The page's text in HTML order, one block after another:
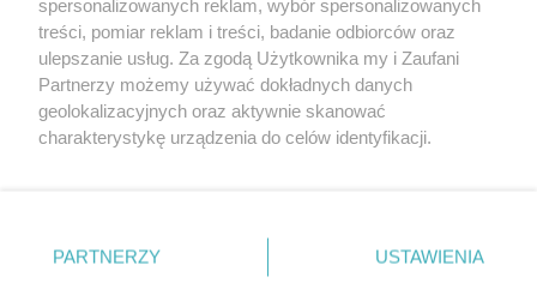
spersonalizowanych reklam, wybór spersonalizowanych
treści, pomiar reklam i treści, badanie odbiorców oraz
ulepszanie usług. Za zgodą Użytkownika my i Zaufani
Partnerzy możemy używać dokładnych danych
geolokalizacyjnych oraz aktywnie skanować
charakterystykę urządzenia do celów identyfikacji.
zmienić/wycofać klikając przycisk ustawień prywatności
znajdujący się w lewym dolnym rogu strony
PARTNERZY USTAWIENIA